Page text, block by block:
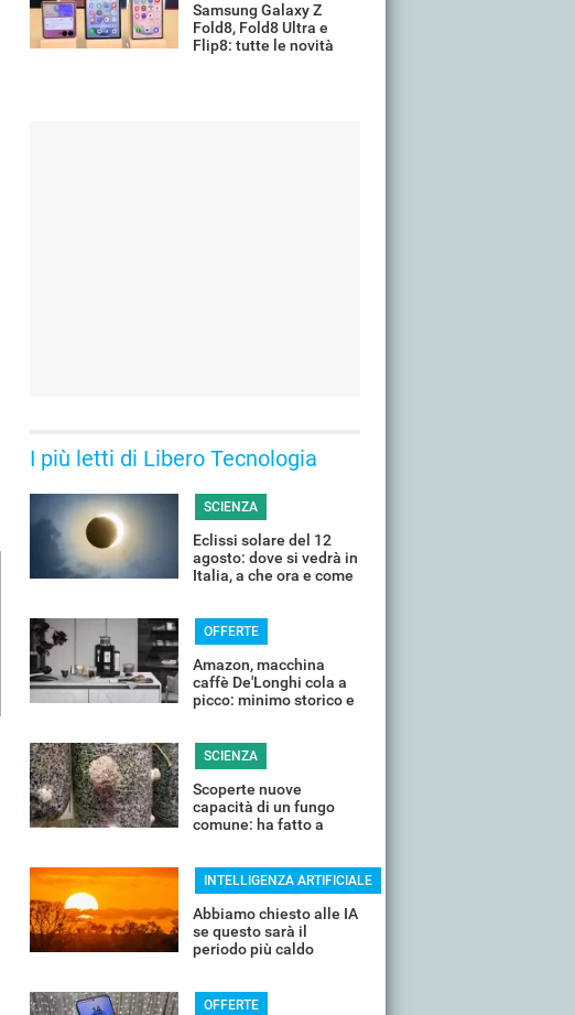
Samsung Galaxy Z
Fold8, Fold8 Ultra e
Flip8: tutte le novità
I più letti di Libero Tecnologia
SCIENZA
Eclissi solare del 12
agosto: dove si vedrà in
Italia, a che ora e come
OFFERTE
Amazon, macchina
caffè De'Longhi cola a
picco: minimo storico e
SCIENZA
Scoperte nuove
capacità di un fungo
comune: ha fatto a
INTELLIGENZA ARTIFICIALE
Abbiamo chiesto alle IA
se questo sarà il
periodo più caldo
OFFERTE